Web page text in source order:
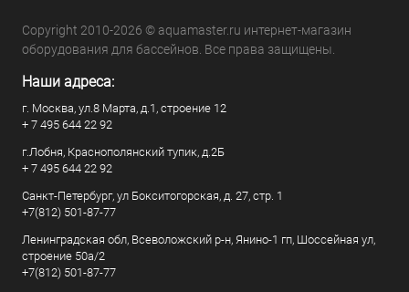
Copyright 2010-2026 © aquamaster.ru интернет-магазин
оборудования для бассейнов. Все права защищены.
Наши адреса:
г. Москва, ул.8 Марта, д.1, строение 12
+ 7 495 644 22 92
г.Лобня, Краснополянский тупик, д.2Б
+ 7 495 644 22 92
Санкт-Петербург, ул Бокситогорская, д. 27, стр. 1
+7(812) 501-87-77
Ленинградская обл, Всеволожский р-н, Янино-1 гп, Шоссейная ул,
строение 50а/2
+7(812) 501-87-77